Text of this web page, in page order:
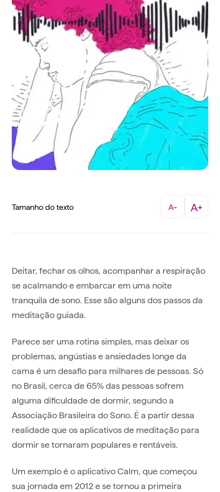
Tamanho do texto A- A+
Deitar, fechar os olhos, acompanhar a respiração
se acalmando e embarcar em uma noite
tranquila de sono. Esse são alguns dos passos da
meditação guiada.
Parece ser uma rotina simples, mas deixar os
problemas, angústias e ansiedades longe da
cama é um desafio para milhares de pessoas. Só
no Brasil, cerca de 65% das pessoas sofrem
alguma dificuldade de dormir, segundo a
Associação Brasileira do Sono. É a partir dessa
realidade que os aplicativos de meditação para
dormir se tornaram populares e rentáveis.
Um exemplo é o aplicativo Calm, que começou
sua jornada em 2012 e se tornou a primeira